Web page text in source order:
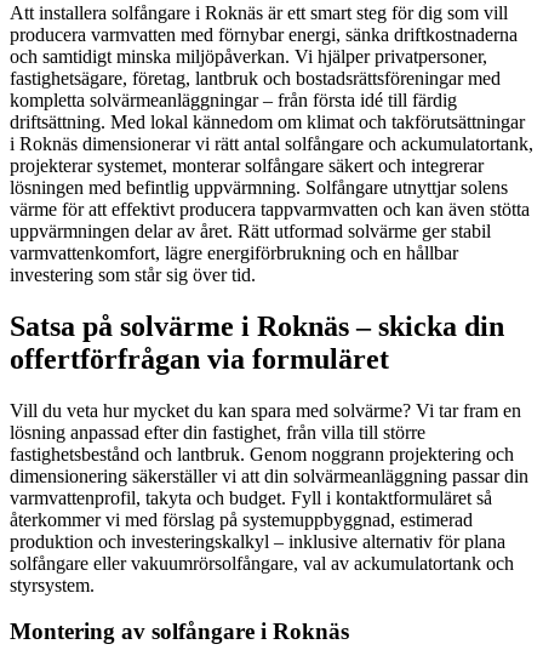
Att installera solfångare i Roknäs är ett smart steg för dig som vill
producera varmvatten med förnybar energi, sänka driftkostnaderna
och samtidigt minska miljöpåverkan. Vi hjälper privatpersoner,
fastighetsägare, företag, lantbruk och bostadsrättsföreningar med
kompletta solvärmeanläggningar – från första idé till färdig
driftsättning. Med lokal kännedom om klimat och takförutsättningar
i Roknäs dimensionerar vi rätt antal solfångare och ackumulatortank,
projekterar systemet, monterar solfångare säkert och integrerar
lösningen med befintlig uppvärmning. Solfångare utnyttjar solens
värme för att effektivt producera tappvarmvatten och kan även stötta
uppvärmningen delar av året. Rätt utformad solvärme ger stabil
varmvattenkomfort, lägre energiförbrukning och en hållbar
investering som står sig över tid.
Satsa på solvärme i Roknäs – skicka din
offertförfrågan via formuläret
Vill du veta hur mycket du kan spara med solvärme? Vi tar fram en
lösning anpassad efter din fastighet, från villa till större
fastighetsbestånd och lantbruk. Genom noggrann projektering och
dimensionering säkerställer vi att din solvärmeanläggning passar din
varmvattenprofil, takyta och budget. Fyll i kontaktformuläret så
återkommer vi med förslag på systemuppbyggnad, estimerad
produktion och investeringskalkyl – inklusive alternativ för plana
solfångare eller vakuumrörsolfångare, val av ackumulatortank och
styrsystem.
Montering av solfångare i Roknäs